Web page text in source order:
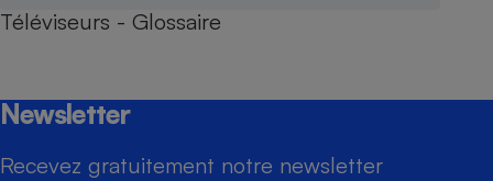
Téléviseurs - Glossaire
Newsletter
Recevez gratuitement notre newsletter